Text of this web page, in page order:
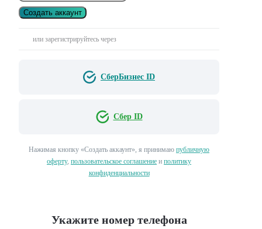
Создать аккаунт
или зарегистрируйтесь через
СберБизнес ID
Сбер ID
Нажимая кнопку «Создать аккаунт», я принимаю публичную
оферту, пользовательское соглашение и политику
конфиденциальности
Укажите номер телефона